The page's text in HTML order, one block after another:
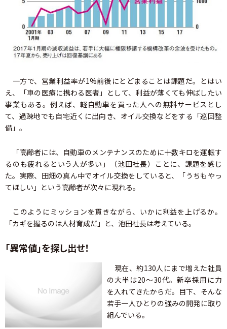
一方で、営業利益率が1%前後にとどまることは課題だ。とはい
え、「車の医療に携わる医者」として、利益が薄くても伸ばしたい
事業もある。例えば、軽自動車を買った人への無料サービスとし
て、過疎地でも自宅近くに出向き、オイル交換などをする「巡回整
備」。
「高齢者には、自動車のメンテナンスのために十数キロを運転す
るのも疲れるという人が多い」（池田社長）ことに、課題を感じ
た。実際、田畑の真ん中でオイル交換をしていると、「うちもやっ
てほしい」という高齢者が次々に現れる。
このようにミッションを貫きながら、いかに利益を上げるか。
「カギを握るのは人材育成だ」と、池田社長は考えている。
「異常値」を探し出せ！
現在、約130人にまで増えた社員
の大半は20～30代。新卒採用に力
を入れてきたからだ。目下、そんな
若手一人ひとりの強みの開発に取り
組んでいる。